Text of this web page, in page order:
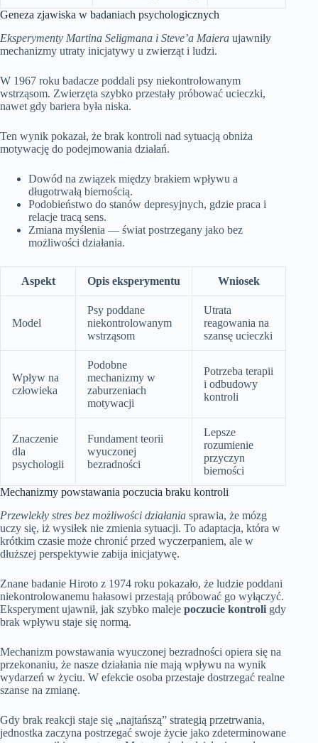
Geneza zjawiska w badaniach psychologicznych
Eksperymenty Martina Seligmana i Steve’a Maiera ujawniły
mechanizmy utraty inicjatywy u zwierząt i ludzi.
W 1967 roku badacze poddali psy niekontrolowanym
wstrząsom. Zwierzęta szybko przestały próbować ucieczki,
nawet gdy bariera była niska.
Ten wynik pokazał, że brak kontroli nad sytuacją obniża
motywację do podejmowania działań.
Dowód na związek między brakiem wpływu a
długotrwałą biernością.
Podobieństwo do stanów depresyjnych, gdzie praca i
relacje tracą sens.
Zmiana myślenia — świat postrzegany jako bez
możliwości działania.
Aspekt Opis eksperymentu Wniosek
Model
Psy poddane
niekontrolowanym
wstrząsom
Utrata
reagowania na
szansę ucieczki
Wpływ na
człowieka
Podobne
mechanizmy w
zaburzeniach
motywacji
Potrzeba terapii
i odbudowy
kontroli
Znaczenie
dla
psychologii
Fundament teorii
wyuczonej
bezradności
Lepsze
rozumienie
przyczyn
bierności
Mechanizmy powstawania poczucia braku kontroli
Przewlekły stres bez możliwości działania sprawia, że mózg
uczy się, iż wysiłek nie zmienia sytuacji. To adaptacja, która w
krótkim czasie może chronić przed wyczerpaniem, ale w
dłuższej perspektywie zabija inicjatywę.
Znane badanie Hiroto z 1974 roku pokazało, że ludzie poddani
niekontrolowanemu hałasowi przestają próbować go wyłączyć.
Eksperyment ujawnił, jak szybko maleje poczucie kontroli gdy
brak wpływu staje się normą.
Mechanizm powstawania wyuczonej bezradności opiera się na
przekonaniu, że nasze działania nie mają wpływu na wynik
wydarzeń w życiu. W efekcie osoba przestaje dostrzegać realne
szanse na zmianę.
Gdy brak reakcji staje się „najtańszą” strategią przetrwania,
jednostka zaczyna postrzegać swoje życie jako zdeterminowane